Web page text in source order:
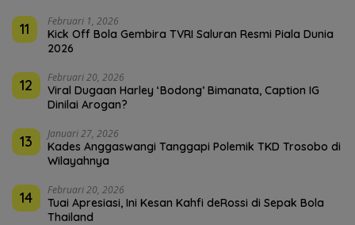
11 Februari 1, 2026
Kick Off Bola Gembira TVRI Saluran Resmi Piala Dunia
2026
12 Februari 20, 2026
Viral Dugaan Harley ‘Bodong’ Bimanata, Caption IG
Dinilai Arogan?
13 Januari 27, 2026
Kades Anggaswangi Tanggapi Polemik TKD Trosobo di
Wilayahnya
14 Februari 20, 2026
Tuai Apresiasi, Ini Kesan Kahfi deRossi di Sepak Bola
Thailand